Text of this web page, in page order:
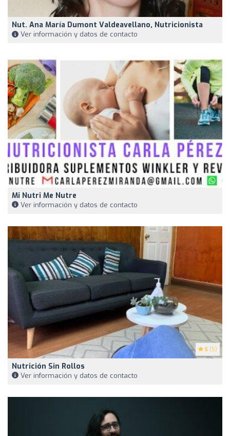
Nut. Ana María Dumont Valdeavellano, Nutricionista
Ver información y datos de contacto
Mi Nutri Me Nutre
Ver información y datos de contacto
5 (5)
Nutrición Sin Rollos
Ver información y datos de contacto